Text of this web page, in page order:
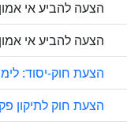
הצעה להביע אי
הצעה להביע אי
הצעת חוק-יסוד:
הצעת חוק לתיקון פקודת